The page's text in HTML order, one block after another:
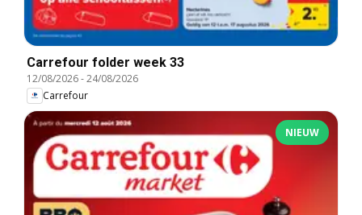
Carrefour folder week 33
12/08/2026-24/08/2026
Carrefour
NIEUW